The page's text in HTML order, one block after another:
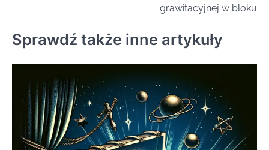
grawitacyjnej w bloku
Sprawdź także inne artykuły